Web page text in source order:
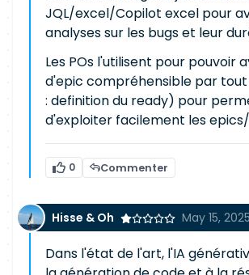
JQL/excel/Copilot excel pour
analyses sur les bugs et leur
Les POs l'utilisent pour pouvoir
d'epic compréhensible par tout
: definition du ready) pour
d'exploiter facilement les
0 Commenter
Hisse & Oh May 15,
Dans l'état de l'art, l'IA